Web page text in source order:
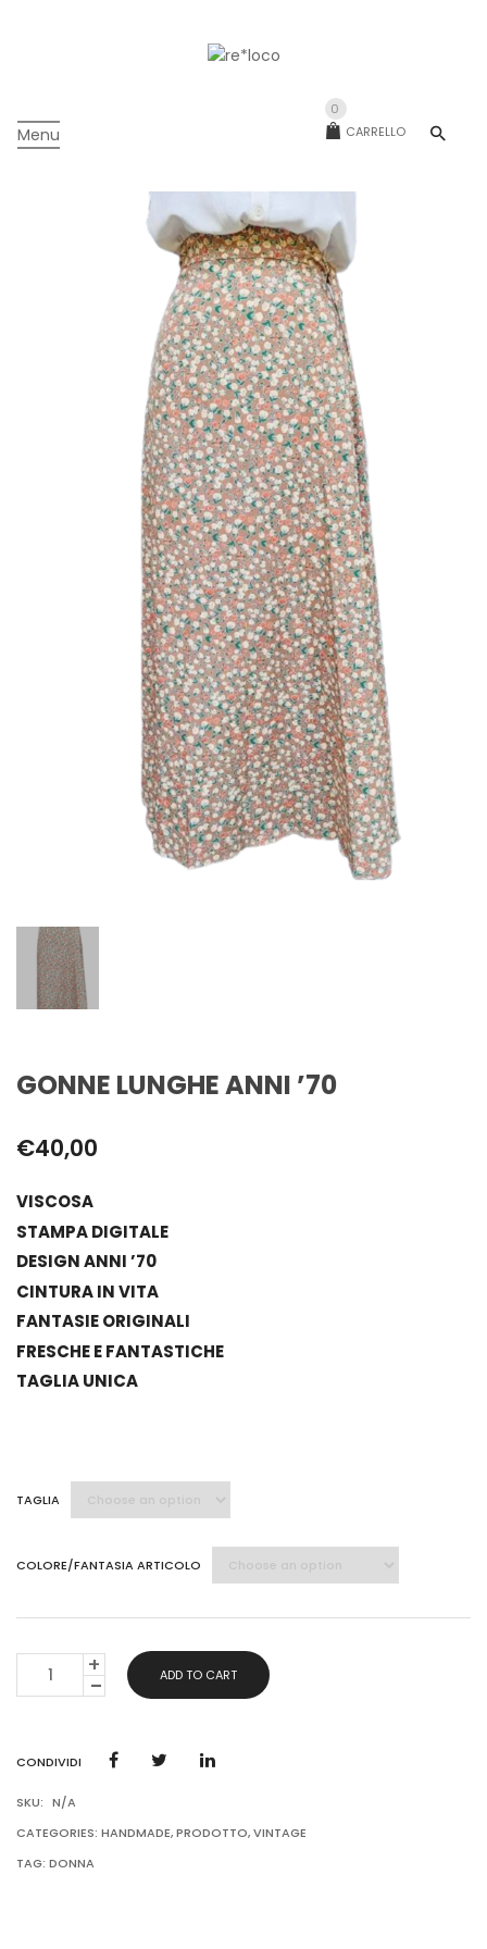
Menu CARRELLO
0
GONNE LUNGHE ANNI ’70
€40,00
VISCOSA
STAMPA DIGITALE
DESIGN ANNI ’70
CINTURA IN VITA
FANTASIE ORIGINALI
FRESCHE E FANTASTICHE
TAGLIA UNICA
TAGLIA
COLORE/FANTASIA ARTICOLO
LUNGHE
ANNI
ADD TO CART
CONDIVIDI
SKU: N/A
CATEGORIES: HANDMADE,PRODOTTO,VINTAGE
TAG: DONNA